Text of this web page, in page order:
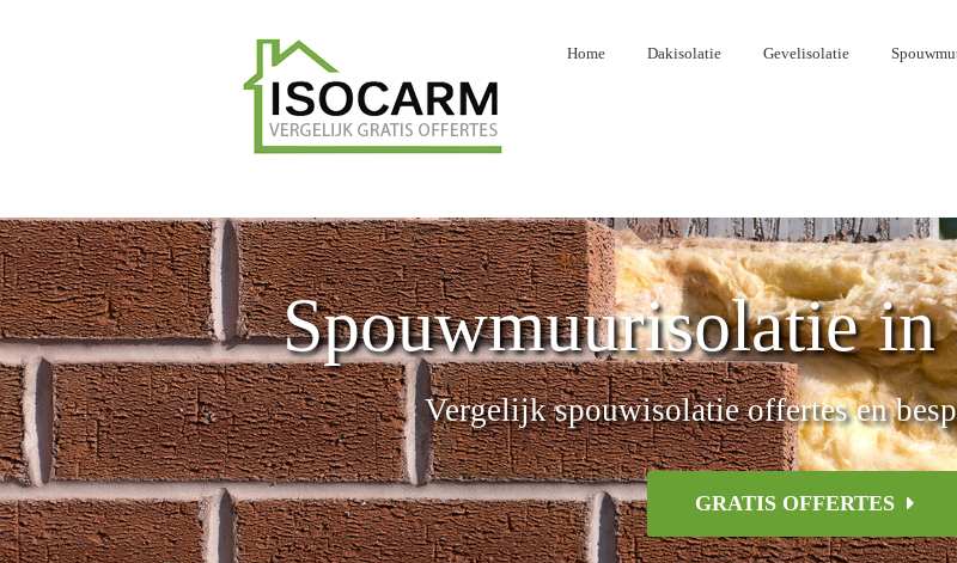
Home Dakisolatie Gevelisolatie
Spouwmuurisolatie
Vergelijk spouwisolatie offertes en
GRATIS OFFERTES